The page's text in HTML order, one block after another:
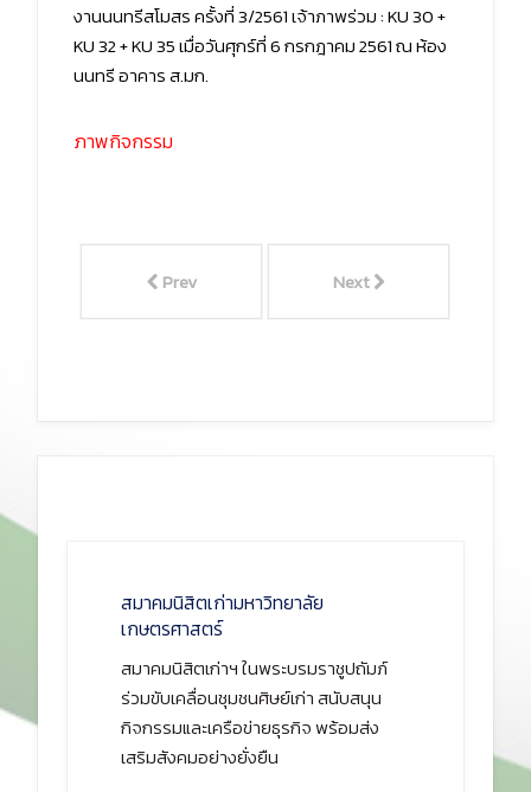
งานนนทรีสโมสร ครั้งที่ 3/2561 เจ้าภาพร่วม : KU 30 +
KU 32 + KU 35 เมื่อวันศุกร์ที่ 6 กรกฎาคม 2561 ณ ห้อง
นนทรี อาคาร ส.มก.
ภาพกิจกรรม
Prev Next
สมาคมนิสิตเก่ามหาวิทยาลัย
เกษตรศาสตร์
สมาคมนิสิตเก่าฯ ในพระบรมราชูปถัมภ์
ร่วมขับเคลื่อนชุมชนศิษย์เก่า สนับสนุน
กิจกรรมและเครือข่ายธุรกิจ พร้อมส่ง
เสริมสังคมอย่างยั่งยืน